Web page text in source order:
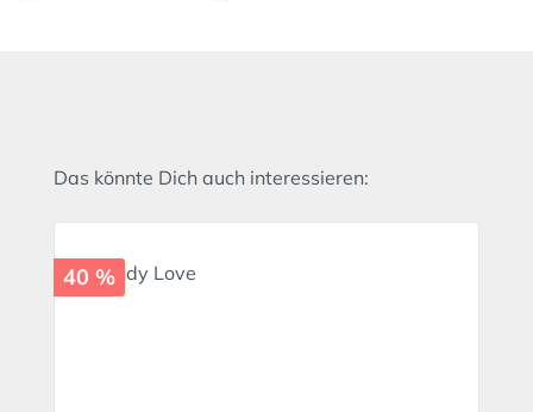
Produktgalerie überspringen
Das könnte Dich auch interessieren:
40 %